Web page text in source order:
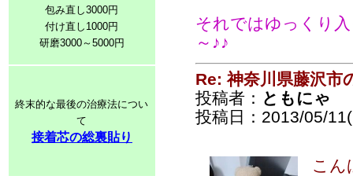
包み直し3000円
付け直し1000円
研磨3000～5000円
終末的な最後の治療法につい
て
接着芯の総裏貼り
それではゆっくり
～♪♪
Re: 神奈川県藤沢市
投稿者： ともにゃ
投稿日：2013/05/
こん